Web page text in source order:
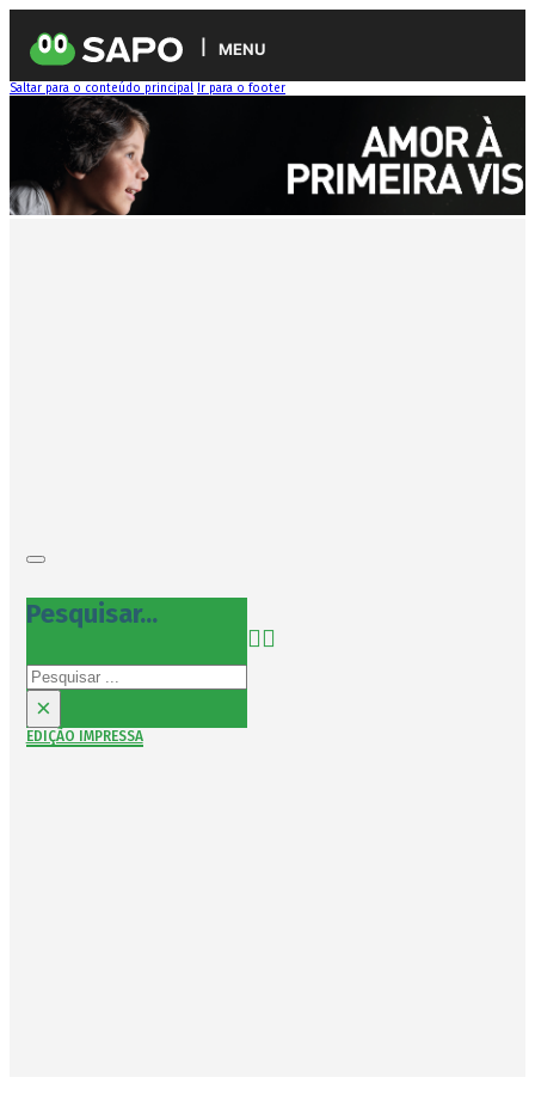
MENU
Saltar para o conteúdo principal Ir para o footer
Pesquisar...
Pesquisar
×
EDIÇÃO IMPRESSA